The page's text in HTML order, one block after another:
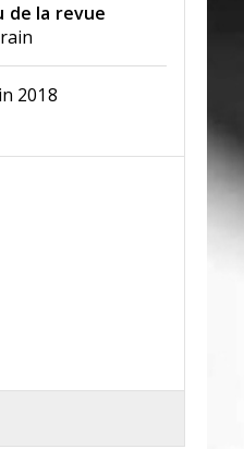
de la revue
2018